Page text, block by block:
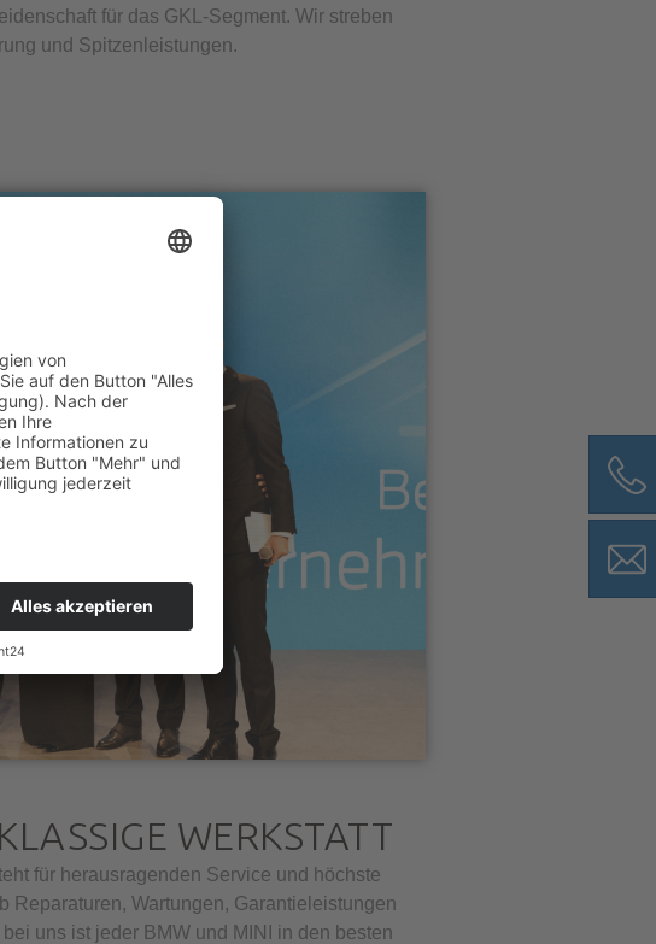
für das GKL-Segment. Wir streben
und Spitzenleistungen.
WERKSTATT
für herausragenden Service und höchste
Reparaturen, Wartungen, Garantieleistungen
uns ist jeder BMW und MINI in den besten